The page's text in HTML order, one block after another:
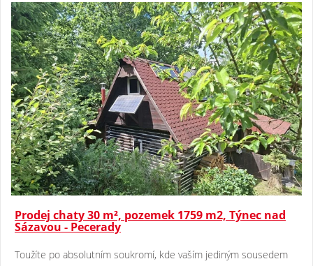
Prodej chaty 30 m², pozemek 1759 m2, Týnec nad
Sázavou - Pecerady
Toužíte po absolutním soukromí, kde vaším jediným sousedem